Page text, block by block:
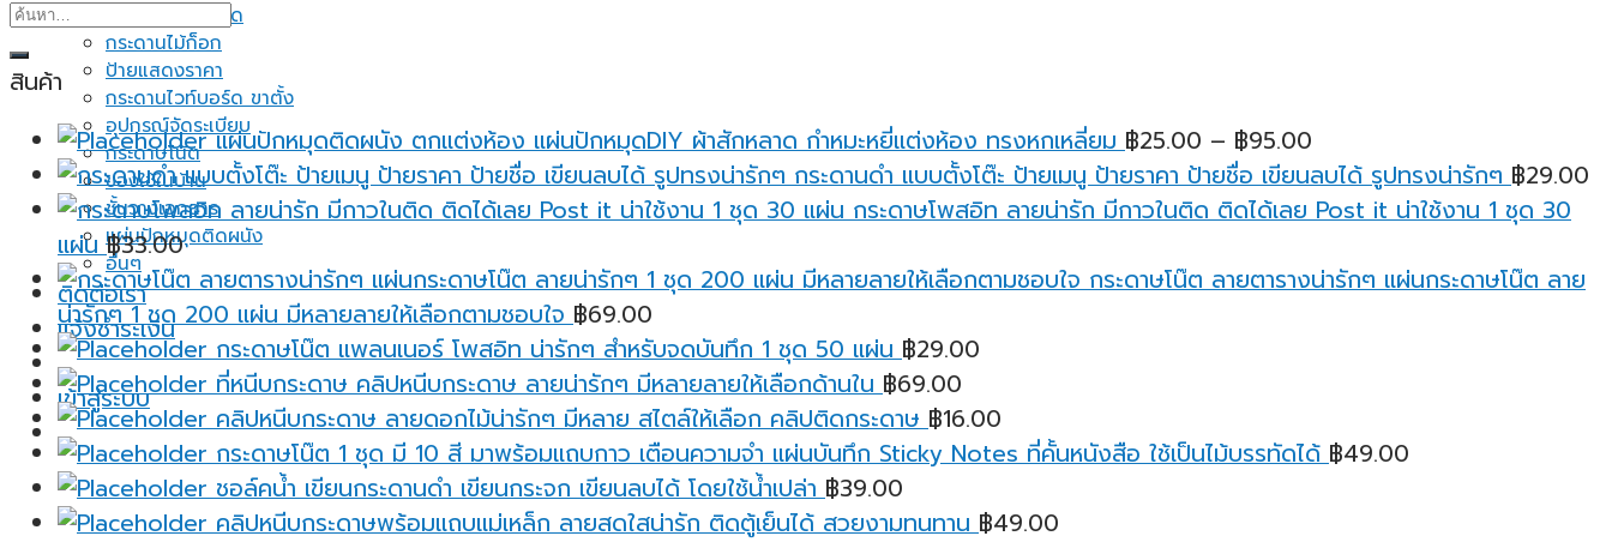
กระดานไวท์บอร์ด
กระดานไม้ก็อก
ป้ายแสดงราคา
กระดานไวท์บอร์ด ขาตั้ง
อุปกรณ์จัดระเบียบ
กระดาษโน้ต
ของใช้ในบ้าน
ชั้นวางเอกสาร
แผ่นปักหมุดติดผนัง
อื่นๆ
ติดต่อเรา
แจ้งชำระเงิน
เข้าสู่ระบบ
ค้นหา:
สินค้า
แผ่นปักหมุดติดผนัง ตกแต่งห้อง แผ่นปักหมุดDIY ผ้าสักหลาด กำหมะหยี่แต่งห้อง ทรงหกเหลี่ยม ฿25.00 – ฿95.00
range:
฿25.00
฿95.00
กระดานดำ แบบตั้งโต๊ะ ป้ายเมนู ป้ายราคา ป้ายชื่อ เขียนลบได้ รูปทรงน่ารักๆ ฿29.00
กระดาษโพสอิท ลายน่ารัก มีกาวในติด ติดได้เลย Post it น่าใช้งาน 1 ชุด 30
แผ่น ฿33.00
กระดาษโน๊ต ลายตารางน่ารักๆ แผ่นกระดาษโน๊ต ลาย
น่ารักๆ 1 ชุด 200 แผ่น มีหลายลายให้เลือกตามชอบใจ ฿69.00
กระดาษโน๊ต แพลนเนอร์ โพสอิท น่ารักๆ สำหรับจดบันทึก 1 ชุด 50 แผ่น ฿29.00
ที่หนีบกระดาษ คลิปหนีบกระดาษ ลายน่ารักๆ มีหลายลายให้เลือกด้านใน ฿69.00
คลิปหนีบกระดาษ ลายดอกไม้น่ารักๆ มีหลาย สไตล์ให้เลือก คลิปติดกระดาษ ฿16.00
กระดาษโน๊ต 1 ชุด มี 10 สี มาพร้อมแถบกาว เตือนความจํา แผ่นบันทึก Sticky Notes ที่คั้นหนังสือ ใช้เป็นไม้บรรทัดได้ ฿49.00
ชอล์คน้ำ เขียนกระดานดำ เขียนกระจก เขียนลบได้ โดยใช้น้ำเปล่า ฿39.00
คลิปหนีบกระดาษพร้อมแถบแม่เหล็ก ลายสดใสน่ารัก ติดตู้เย็นได้ สวยงามทนทาน ฿49.00